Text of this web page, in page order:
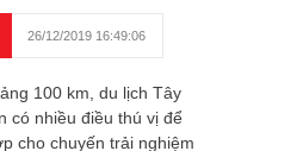
26/12/2019 16:49:06
100 km, du lịch Tây
có nhiều điều thú vị để
cho chuyến trải nghiệm